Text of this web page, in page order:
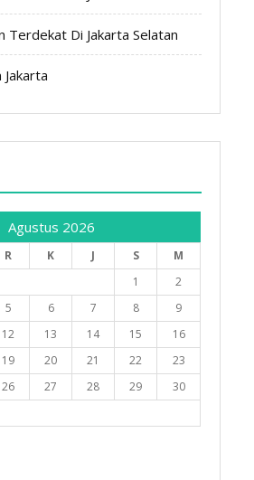
Terdekat Di Jakarta Selatan
Agustus 2026
R K J S
M
1
2
5 6 7 8
9
12 13 14 15
16
19 20 21 22
23
26 27 28 29
30